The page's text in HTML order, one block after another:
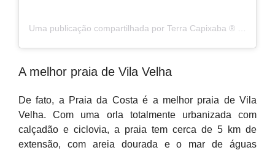
A melhor praia de Vila Velha
De fato, a Praia da Costa é a melhor praia de Vila
Velha. Com uma orla totalmente urbanizada com
calçadão e ciclovia, a praia tem cerca de 5 km de
extensão, com areia dourada e o mar de águas